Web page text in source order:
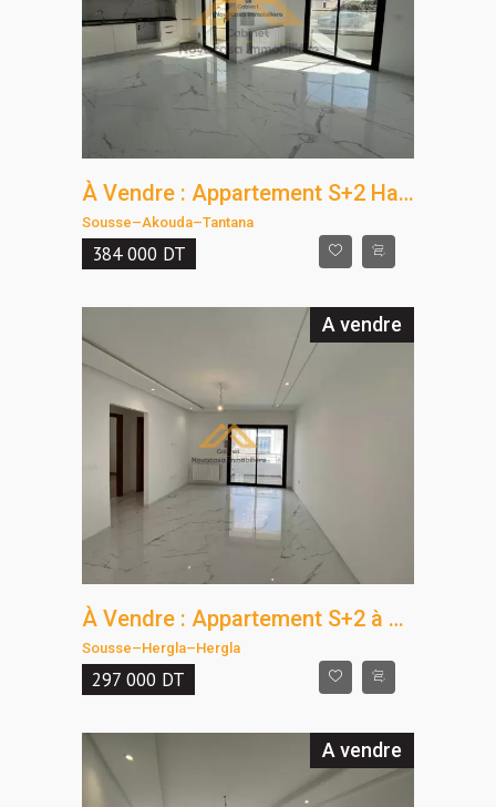
À Vendre : Appartement S+2 Haut Standing à Tantana, Résidence Pied Dans L'Eau
Sousse–Akouda–Tantana
384 000 DT
A vendre
À Vendre : Appartement S+2 à Hergla
Sousse–Hergla–Hergla
297 000 DT
A vendre